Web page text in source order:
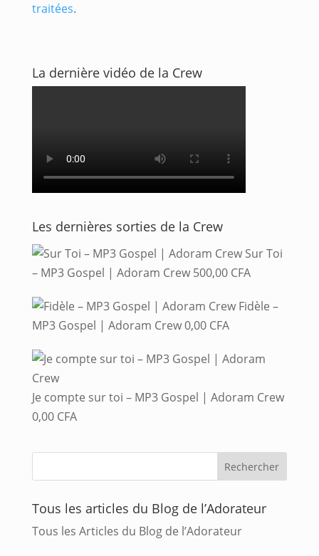
traitées.
La dernière vidéo de la Crew
Les dernières sorties de la Crew
Sur Toi
– MP3 Gospel | Adoram Crew 500,00 CFA
Fidèle –
MP3 Gospel | Adoram Crew0,00 CFA
Je compte sur toi – MP3 Gospel | Adoram Crew
0,00 CFA
Tous les articles du Blog de l’Adorateur
Tous les Articles du Blog de l’Adorateur